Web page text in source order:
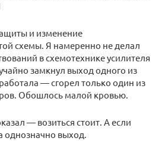
и изменение
схемы. Я намеренно не делал
в схемотехнике усилителя
замкнул выход одного из
— сгорел только один из
Обошлось малой кровью.
— возиться стоит. А если
однозначно выход.